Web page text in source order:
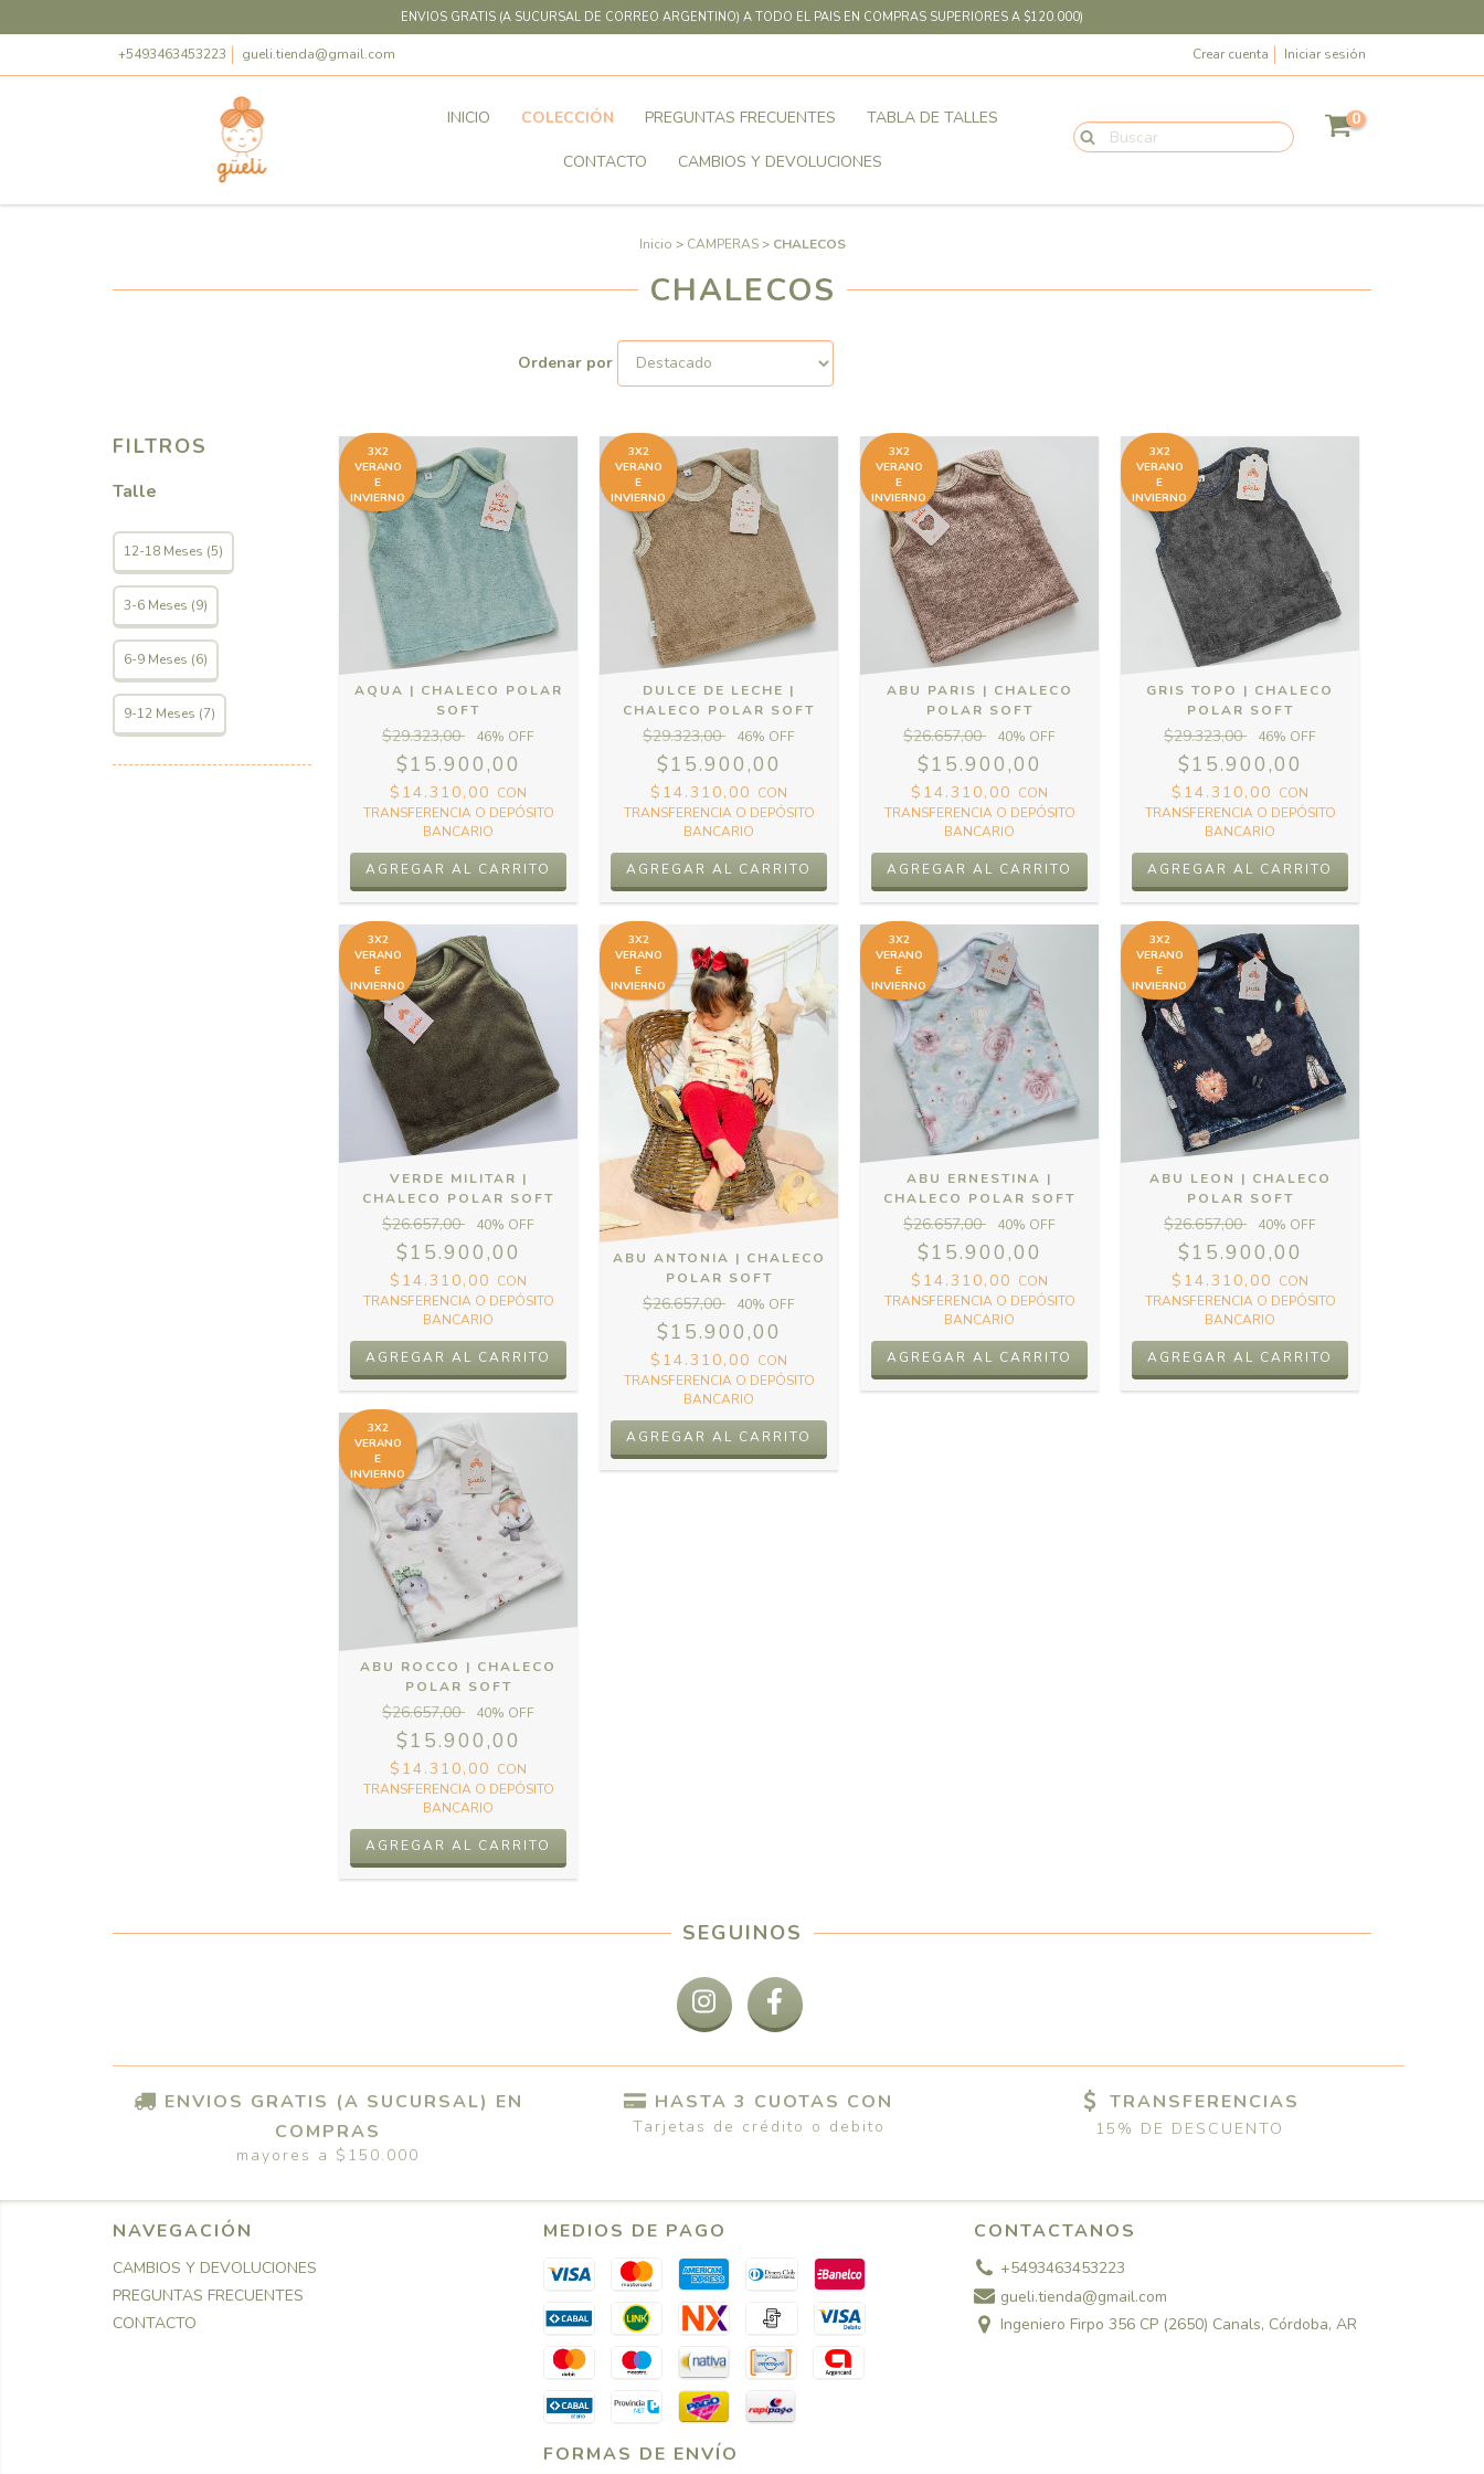
ENVIOS GRATIS (A SUCURSAL DE CORREO ARGENTINO) A TODO EL PAIS EN COMPRAS SUPERIORES A $120.000)
+5493463453223 gueli.tienda@gmail.com Crear cuenta Iniciar sesión
INICIO COLECCIÓN PREGUNTAS FRECUENTES TABLA DE TALLES
CONTACTO CAMBIOS Y DEVOLUCIONES
0
Inicio > CAMPERAS > CHALECOS
CHALECOS
Ordenar por
FILTROS
Talle
12-18 Meses (5)
3-6 Meses (9)
6-9 Meses (6)
9-12 Meses (7)
3X2
VERANO
E
INVIERNO
AQUA | CHALECO POLAR
SOFT
$29.323,00 46% OFF
$15.900,00
$14.310,00 CON
TRANSFERENCIA O DEPÓSITO
BANCARIO
AGREGAR AL CARRITO
3X2
VERANO
E
INVIERNO
DULCE DE LECHE |
CHALECO POLAR SOFT
$29.323,00 46% OFF
$15.900,00
$14.310,00 CON
TRANSFERENCIA O DEPÓSITO
BANCARIO
AGREGAR AL CARRITO
3X2
VERANO
E
INVIERNO
ABU PARIS | CHALECO
POLAR SOFT
$26.657,00 40% OFF
$15.900,00
$14.310,00 CON
TRANSFERENCIA O DEPÓSITO
BANCARIO
AGREGAR AL CARRITO
3X2
VERANO
E
INVIERNO
GRIS TOPO | CHALECO
POLAR SOFT
$29.323,00 46% OFF
$15.900,00
$14.310,00 CON
TRANSFERENCIA O DEPÓSITO
BANCARIO
AGREGAR AL CARRITO
3X2
VERANO
E
INVIERNO
VERDE MILITAR |
CHALECO POLAR SOFT
$26.657,00 40% OFF
$15.900,00
$14.310,00 CON
TRANSFERENCIA O DEPÓSITO
BANCARIO
AGREGAR AL CARRITO
3X2
VERANO
E
INVIERNO
ABU ANTONIA | CHALECO
POLAR SOFT
$26.657,00 40% OFF
$15.900,00
$14.310,00 CON
TRANSFERENCIA O DEPÓSITO
BANCARIO
AGREGAR AL CARRITO
3X2
VERANO
E
INVIERNO
ABU ERNESTINA |
CHALECO POLAR SOFT
$26.657,00 40% OFF
$15.900,00
$14.310,00 CON
TRANSFERENCIA O DEPÓSITO
BANCARIO
AGREGAR AL CARRITO
3X2
VERANO
E
INVIERNO
ABU LEON | CHALECO
POLAR SOFT
$26.657,00 40% OFF
$15.900,00
$14.310,00 CON
TRANSFERENCIA O DEPÓSITO
BANCARIO
AGREGAR AL CARRITO
3X2
VERANO
E
INVIERNO
ABU ROCCO | CHALECO
POLAR SOFT
$26.657,00 40% OFF
$15.900,00
$14.310,00 CON
TRANSFERENCIA O DEPÓSITO
BANCARIO
AGREGAR AL CARRITO
SEGUINOS
ENVIOS GRATIS (A SUCURSAL) EN
COMPRAS
mayores a $150.000
HASTA 3 CUOTAS CON
Tarjetas de crédito o debito
TRANSFERENCIAS
15% DE DESCUENTO
NAVEGACIÓN
CAMBIOS Y DEVOLUCIONES
PREGUNTAS FRECUENTES
CONTACTO
MEDIOS DE PAGO
FORMAS DE ENVÍO
CONTACTANOS
+5493463453223
gueli.tienda@gmail.com
Ingeniero Firpo 356 CP (2650) Canals, Córdoba, AR